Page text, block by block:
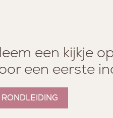
een kijkje
een eerste
RONDLEIDING